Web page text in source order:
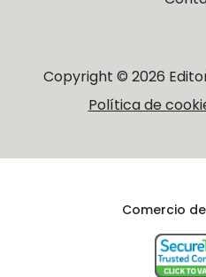
Copyright © 2026
Política de
Comercio